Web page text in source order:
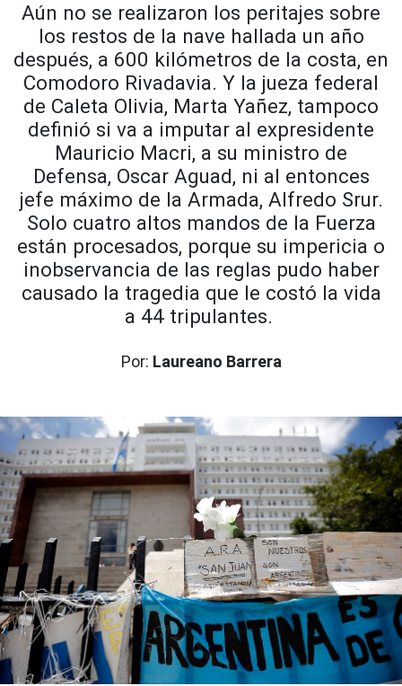
Aún no se realizaron los peritajes sobre
los restos de la nave hallada un año
después, a 600 kilómetros de la costa, en
Comodoro Rivadavia. Y la jueza federal
de Caleta Olivia, Marta Yañez, tampoco
definió si va a imputar al expresidente
Mauricio Macri, a su ministro de
Defensa, Oscar Aguad, ni al entonces
jefe máximo de la Armada, Alfredo Srur.
Solo cuatro altos mandos de la Fuerza
están procesados, porque su impericia o
inobservancia de las reglas pudo haber
causado la tragedia que le costó la vida
a 44 tripulantes.
Por: Laureano Barrera